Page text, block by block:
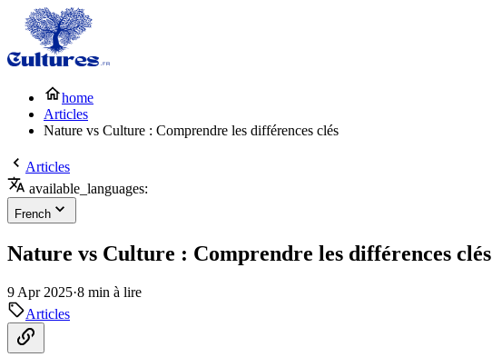
home
Articles
Nature vs Culture : Comprendre les différences clés
Articles
available_languages:
French
Nature vs Culture : Comprendre les différences clés
9 Apr 2025·8 min à lire
Articles